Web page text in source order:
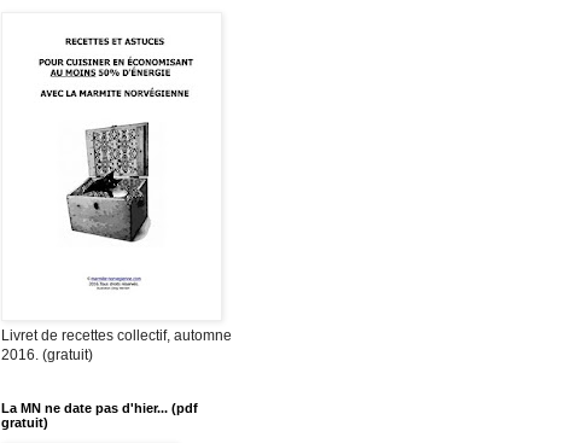
Livret de recettes collectif, automne
2016. (gratuit)
La MN ne date pas d'hier... (pdf
gratuit)